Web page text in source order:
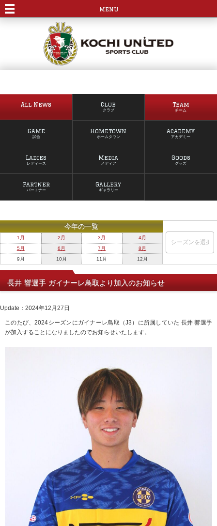
menu
All News Club
クラブ
Team
チーム
Game
試合
Hometown
ホームタウン
Academy
アカデミー
Ladies
レディース
Media
メディア
Goods
グッズ
Partner
パートナー
Gallery
ギャラリー
今年の一覧
1月 2月 3月
4月
5月
6月 7月
8月
9月
10月 11月 12月
長井 響選手 ガイナーレ鳥取より加入のお知らせ
Update：2024年12月27日
このたび、2024シーズンにガイナーレ鳥取（J3）に所属していた 長井 響選手
が加入することになりましたのでお知らせいたします。